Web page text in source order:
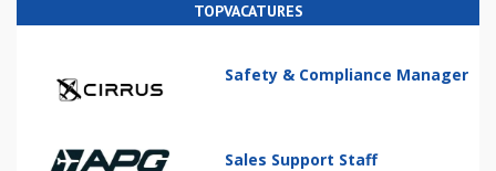
TOPVACATURES
Safety & Compliance Manager
Sales Support Staff